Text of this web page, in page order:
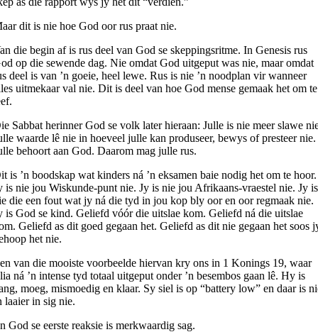
dit is nie hoe God oor rus praat nie.
die begin af is rus deel van God se skeppingsritme. In Genesis rus
op die sewende dag. Nie omdat God uitgeput was nie, maar omdat
deel is van ’n goeie, heel lewe. Rus is nie ’n noodplan vir wanneer
uitmekaar val nie. Dit is deel van hoe God mense gemaak het om te
Sabbat herinner God se volk later hieraan: Julle is nie meer slawe
waarde lê nie in hoeveel julle kan produseer, bewys of presteer nie.
behoort aan God. Daarom mag julle rus.
is ’n boodskap wat kinders ná ’n eksamen baie nodig het om te hoor.
is nie jou Wiskunde-punt nie. Jy is nie jou Afrikaans-vraestel nie. Jy is
die een fout wat jy ná die tyd in jou kop bly oor en oor regmaak nie.
is God se kind. Geliefd vóór die uitslae kom. Geliefd ná die uitslae
Geliefd as dit goed gegaan het. Geliefd as dit nie gegaan het soos
het nie.
van die mooiste voorbeelde hiervan kry ons in 1 Konings 19, waar
ná ’n intense tyd totaal uitgeput onder ’n besembos gaan lê. Hy is
moeg, mismoedig en klaar. Sy siel is op “battery low” en daar is
laaier in sig nie.
God se eerste reaksie is merkwaardig sag.